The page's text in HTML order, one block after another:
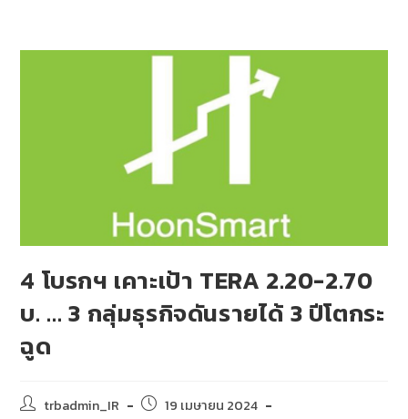
4 โบรกฯ เคาะเป้า TERA 2.20-2.70
บ. … 3 กลุ่มธุรกิจดันรายได้ 3 ปีโตกระ
ฉูด
trbadmin_IR
19 เมษายน 2024